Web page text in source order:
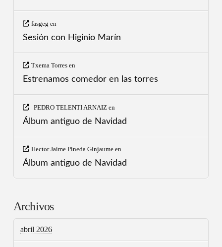
fasgeg en
Sesión con Higinio Marín
Txema Torresen
Estrenamos comedor en las torres
PEDRO TELENTI ARNAIZ en
Álbum antiguo de Navidad
Hector Jaime Pineda Ginjaumeen
Álbum antiguo de Navidad
Archivos
abril 2026